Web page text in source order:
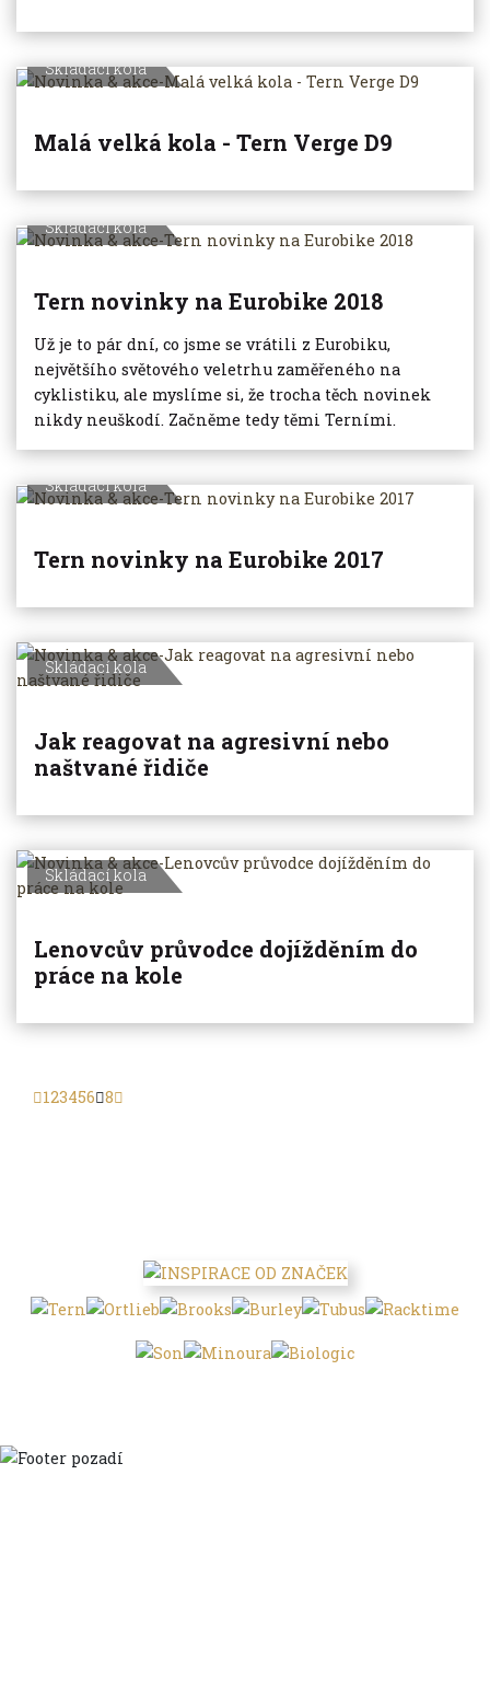
Skládací kola
Malá velká kola - Tern Verge D9
Skládací kola
Tern novinky na Eurobike 2018
Už je to pár dní, co jsme se vrátili z Eurobiku,
největšího světového veletrhu zaměřeného na
cyklistiku, ale myslíme si, že trocha těch novinek
nikdy neuškodí. Začněme tedy těmi Terními.
Skládací kola
Tern novinky na Eurobike 2017
Skládací kola
Jak reagovat na agresivní nebo
naštvané řidiče
Skládací kola
Lenovcův průvodce dojížděním do
práce na kole
123456 8